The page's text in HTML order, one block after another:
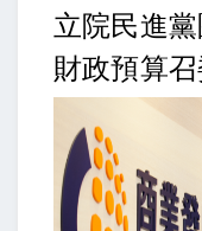
立院民進
財政預算